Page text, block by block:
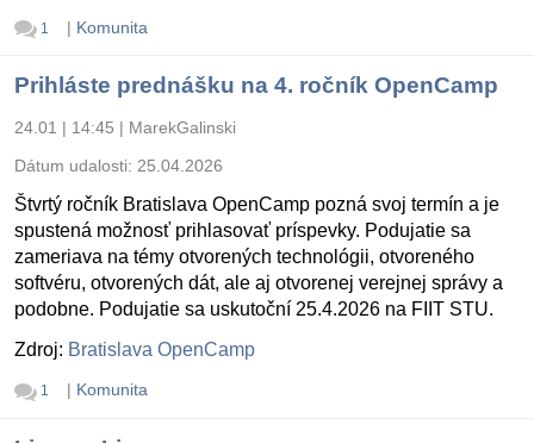
1 | Komunita
Prihláste prednášku na 4. ročník OpenCamp
24.01 | 14:45 | MarekGalinski
Dátum udalosti: 25.04.2026
Štvrtý ročník Bratislava OpenCamp pozná svoj termín a je
spustená možnosť prihlasovať príspevky. Podujatie sa
zameriava na témy otvorených technológii, otvoreného
softvéru, otvorených dát, ale aj otvorenej verejnej správy a
podobne. Podujatie sa uskutoční 25.4.2026 na FIIT STU.
Zdroj: Bratislava OpenCamp
1 | Komunita